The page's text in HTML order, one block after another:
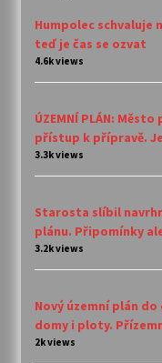
Humpolec schvaluje
teď je čas se ozvat
4.6k views
ÚZEMNÍ PLÁN:
přístup k přípravě.
3.3k views
Starosta slíbil
plánu. Připomínky
3.2k views
Nový územní plán
domy i ploty.
2k views